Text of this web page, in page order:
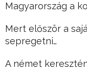
Magyarország a
Mert először a
sepregetni…
A német